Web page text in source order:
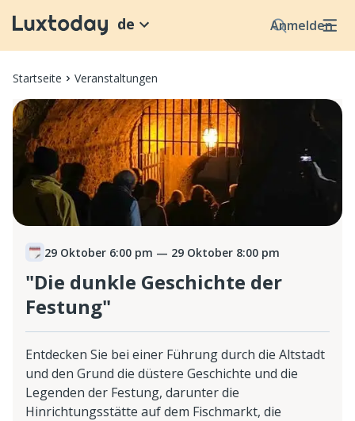
Anmelden
de
Startseite Veranstaltungen
29 Oktober 6:00 pm — 29 Oktober 8:00 pm
"Die dunkle Geschichte der
Festung"
Entdecken Sie bei einer Führung durch die Altstadt
und den Grund die düstere Geschichte und die
Legenden der Festung, darunter die
Hinrichtungsstätte auf dem Fischmarkt, die